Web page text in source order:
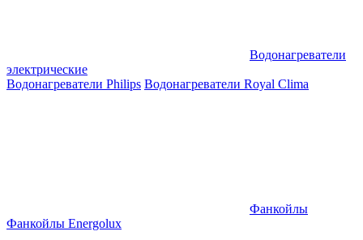
Водонагреватели
электрические
Водонагреватели Philips Водонагреватели Royal Clima
Фанкойлы
Фанкойлы Energolux